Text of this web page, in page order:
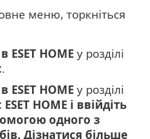
меню, торкніться
ESET HOMEу розділі
.
ESET HOMEу розділі
HOME і ввійдіть
одного з
Дізнатися більше